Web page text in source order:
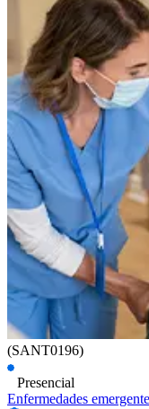
(SANT0196)
Presencial
Enfermedades